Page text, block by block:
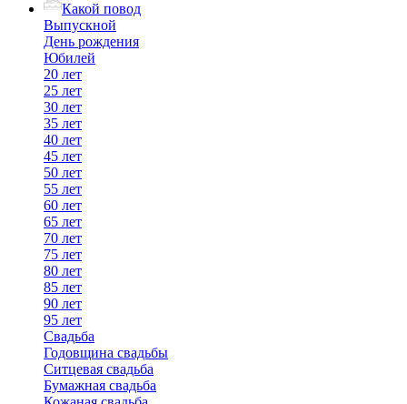
Какой повод
Выпускной
День рождения
Юбилей
20 лет
25 лет
30 лет
35 лет
40 лет
45 лет
50 лет
55 лет
60 лет
65 лет
70 лет
75 лет
80 лет
85 лет
90 лет
95 лет
Свадьба
Годовщина свадьбы
Ситцевая свадьба
Бумажная свадьба